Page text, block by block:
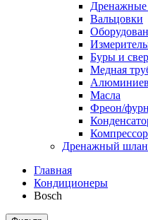
Дренажные
Вальцовки
Буры и
Медная
Масла
Фреон/
Дренажный
Главная
Кондиционеры
Bosch